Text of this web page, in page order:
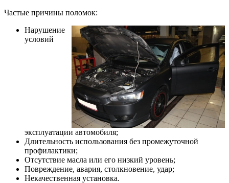
Частые причины поломок:
Нарушение
условий
эксплуатации автомобиля;
Длительность использования без промежуточной
профилактики;
Отсутствие масла или его низкий уровень;
Повреждение, авария, столкновение, удар;
Некачественная установка.